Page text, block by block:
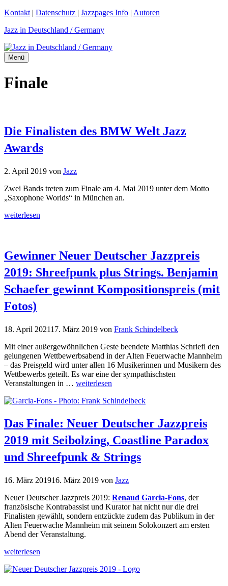
Zum
springen
Kontakt | Datenschutz | Jazzpages Info | Autoren
Jazz in Deutschland / Germany
Menü
Finale
Die Finalisten des BMW Welt Jazz
Awards
2. April 2019 von Jazz
Zwei Bands treten zum Finale am 4. Mai 2019 unter dem Motto
„Saxophone Worlds“ in München an.
weiterlesen
Gewinner Neuer Deutscher Jazzpreis
2019: Shreefpunk plus Strings. Benjamin
Schaefer gewinnt Kompositionspreis (mit
Fotos)
18. April 202117. März 2019 von Frank Schindelbeck
Mit einer außergewöhnlichen Geste beendete Matthias Schriefl den
gelungenen Wettbewerbsabend in der Alten Feuerwache Mannheim
– das Preisgeld wird unter allen 16 Musikerinnen und Musikern des
Wettbewerbs geteilt. Es war eine der sympathischsten
Veranstaltungen in … weiterlesen
Das Finale: Neuer Deutscher Jazzpreis
2019 mit Seibolzing, Coastline Paradox
und Shreefpunk & Strings
16. März 201916. März 2019 von Jazz
Neuer Deutscher Jazzpreis 2019: Renaud Garcia-Fons, der
französische Kontrabassist und Kurator hat nicht nur die drei
Finalisten gewählt, sondern entzückte zudem das Publikum in der
Alten Feuerwache Mannheim mit seinem Solokonzert am ersten
Abend der Veranstaltung.
weiterlesen